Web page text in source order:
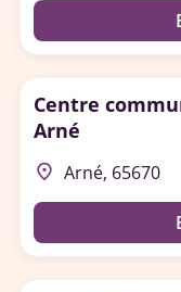
Centre
Arné
place Arné, 65670